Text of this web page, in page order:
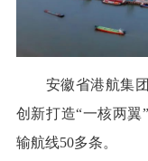
安徽省港航集团
创新打造“一核两翼
输航线50多条。